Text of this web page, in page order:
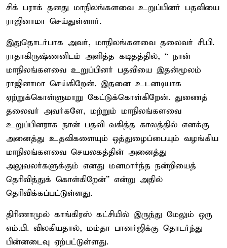
சிக் பராக் தனது மாநிலங்களவை உறுப்பினர் பதவியை
ராஜினாமா செய்துள்ளார்.
இதுதொடர்பாக அவர், மாநிலங்களவை தலைவர் சி.பி.
ராதாகிருஷ்ணனிடம் அளித்த கடிதத்தில், “ நான்
மாநிலங்களவை உறுப்பினர் பதவியை இதன்மூலம்
ராஜினாமா செய்கிறேன். இதனை உடனடியாக
ஏற்றுக்கொள்ளுமாறு கேட்டுக்கொள்கிறேன். துணைத்
தலைவர் அவர்களே, மற்றும் மாநிலங்களவை
உறுப்பினராக நான் பதவி வகித்த காலத்தில் எனக்கு
அனைத்து உதவிகளையும் ஒத்துழைப்பையும் வழங்கிய
மாநிலங்களவை செயலகத்தின் அனைத்து
அலுவலர்களுக்கும் எனது மனமார்ந்த நன்றியைத்
தெரிவித்துக் கொள்கிறேன்” என்று அதில்
தெரிவிக்கப்பட்டுள்ளது.
திரிணாமுல் காங்கிரஸ் கட்சியில் இருந்து மேலும் ஒரு
எம்.பி. விலகியதால், மம்தா பானர்ஜிக்கு தொடர்ந்து
பின்னடைவு ஏற்பட்டுள்ளது.